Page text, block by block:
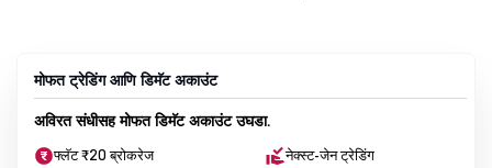
मोफत ट्रेडिंग आणि डिमॅट अकाउंट
अविरत संधीसह मोफत डिमॅट अकाउंट उघडा.
फ्लॅट ₹20 ब्रोकरेज
नेक्स्ट-जेन ट्रेडिंग